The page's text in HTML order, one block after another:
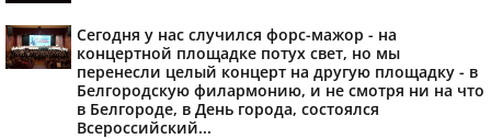
Сегодня у нас случился форс-мажор - на
концертной площадке потух свет, но мы
перенесли целый концерт на другую площадку - в
Белгородскую филармонию, и не смотря ни на что
в Белгороде, в День города, состоялся
Всероссийский...